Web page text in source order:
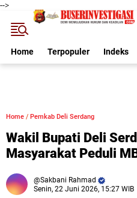
-->
Home Terpopuler Indeks
Home / Pemkab Deli Serdang
Wakil Bupati Deli
Masyarakat Peduli
Sakbani Rahmad
Senin, 22 Juni 2026, 15:27 WIB